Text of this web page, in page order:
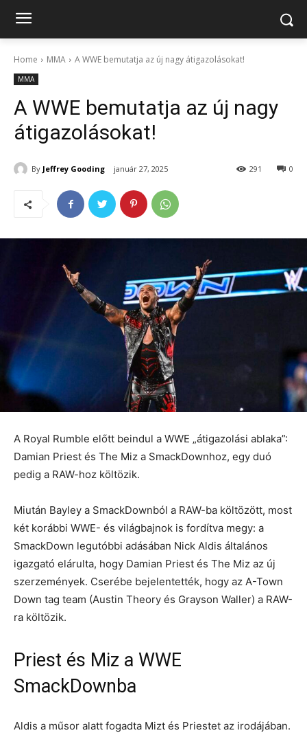
Home MMA A WWE bemutatja az új nagy átigazolásokat!
MMA
A WWE bemutatja az új nagy
átigazolásokat!
By Jeffrey Gooding január 27, 2025 0
291
A Royal Rumble előtt beindul a WWE „átigazolási ablaka”:
Damian Priest és The Miz a SmackDownhoz, egy duó
pedig a RAW-hoz költözik.
Miután Bayley a SmackDownból a RAW-ba költözött, most
két korábbi WWE- és világbajnok is fordítva megy: a
SmackDown legutóbbi adásában Nick Aldis általános
igazgató elárulta, hogy Damian Priest és The Miz az új
szerzemények. Cserébe bejelentették, hogy az A-Town
Down tag team (Austin Theory és Grayson Waller) a RAW-
ra költözik.
Priest és Miz a WWE
SmackDownba
Aldis a műsor alatt fogadta Mizt és Priestet az irodájában.